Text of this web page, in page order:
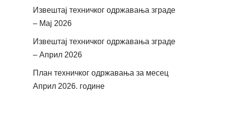
Извештај техничког одржавања зграде
– Мај 2026
Извештај техничког одржавања зграде
– Април 2026
План техничког одржавања за месец
Април 2026. године